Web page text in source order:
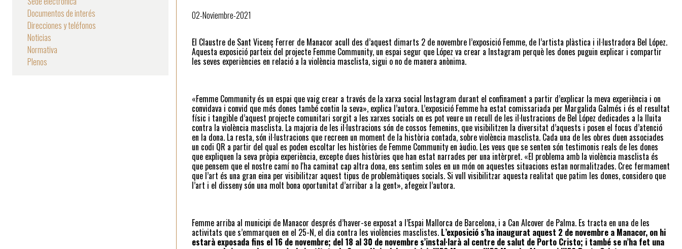
navegación
Documentos de interés
Direcciones y teléfonos
Noticias
Normativa
Plenos
02-Noviembre-2021
El Claustre de Sant Vicenç Ferrer de Manacor acull des d’aquest dimarts 2 de novembre l’exposició Femme, de l’artista plàstica i il·lustradora Bel López.
Aquesta exposició parteix del projecte Femme Community, un espai segur que López va crear a Instagram perquè les dones puguin explicar i compartir
les seves experiències en relació a la violència masclista, sigui o no de manera anònima.
«Femme Community és un espai que vaig crear a través de la xarxa social Instagram durant el confinament a partir d’explicar la meva experiència i on
convidava i convid que més dones també contin la seva», explica l’autora. L’exposició Femme ha estat comissariada per Margalida Galmés i és el resultat
físic i tangible d’aquest projecte comunitari sorgit a les xarxes socials on es pot veure un recull de les il·lustracions de Bel López dedicades a la lluita
contra la violència masclista. La majoria de les il·lustracions són de cossos femenins, que visibilitzen la diversitat d’aquests i posen el focus d’atenció
en la dona. La resta, són il·lustracions que recreen un moment de la història contada, sobre violència masclista. Cada una de les obres duen associades
un codi QR a partir del qual es poden escoltar les històries de Femme Community en àudio. Les veus que se senten són testimonis reals de les dones
que expliquen la seva pròpia experiència, excepte dues històries que han estat narrades per una intèrpret. «El problema amb la violència masclista és
que pensem que el nostre camí no l'ha caminat cap altra dona, ens sentim soles en un món on aquestes situacions estan normalitzades. Crec fermament
que l’art és una gran eina per visibilitzar aquest tipus de problemàtiques socials. Si vull visibilitzar aquesta realitat que patim les dones, considero que
l’art i el disseny són una molt bona oportunitat d’arribar a la gent», afegeix l’autora.
Femme arriba al municipi de Manacor després d’haver-se exposat a l’Espai Mallorca de Barcelona, i a Can Alcover de Palma. Es tracta en una de les
activitats que s’emmarquen en el 25-N, el dia contra les violències masclistes. L’exposició s’ha inaugurat aquest 2 de novembre a Manacor, on hi
estarà exposada fins el 16 de novembre; del 18 al 30 de novembre s’instal·larà al centre de salut de Porto Cristo; i també se n’ha fet una